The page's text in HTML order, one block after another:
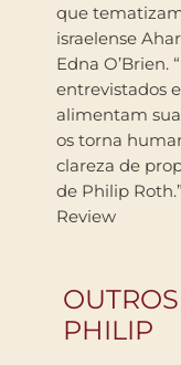
que
israelense
Edna O’Brien. “Roth provoca seus
entrevistados
alimentam
os torna
clareza de
de Philip
Review
PHILIP